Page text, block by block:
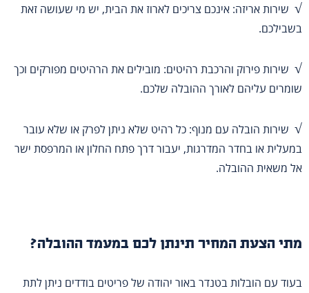
√ שירות אריזה: אינכם צריכים לארוז את הבית, יש מי שעושה זאת
בשבילכם.
√ שירות פירוק והרכבת רהיטים: מובילים את הרהיטים מפורקים וכך
שומרים עליהם לאורך ההובלה שלכם.
√ שירות הובלה עם מנוף: כל רהיט שלא ניתן לפרק או שלא עובר
במעלית או בחדר המדרגות, יעבור דרך פתח החלון או המרפסת ישר
אל משאית ההובלה.
מתי הצעת המחיר תינתן לכם במעמד ההובלה?
בעוד עם הובלות בטנדר באור יהודה של פריטים בודדים ניתן לתת